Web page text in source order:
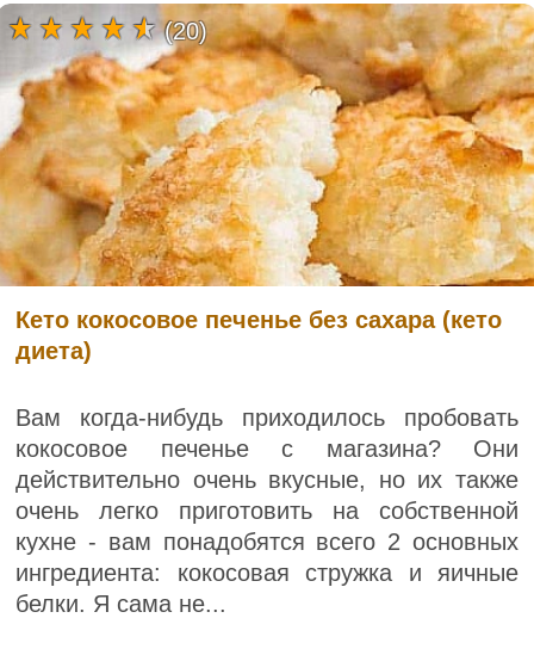
Кето кокосовое печенье без сахара (кето
диета)
Вам когда-нибудь приходилось пробовать
кокосовое печенье с магазина? Они
действительно очень вкусные, но их также
очень легко приготовить на собственной
кухне - вам понадобятся всего 2 основных
ингредиента: кокосовая стружка и яичные
белки. Я сама не...
(20)